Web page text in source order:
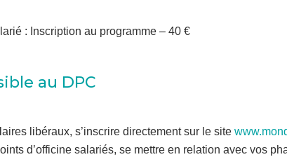
: Inscription au programme – 40 €
au DPC
libéraux, s’inscrire directement sur le site
d’officine salariés, se mettre en relation avec vos